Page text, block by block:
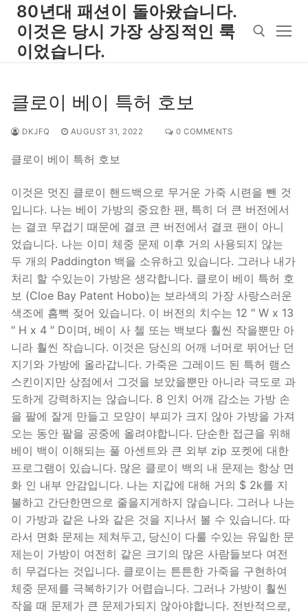
Skip
content
80년대 패션이 돌아왔습니다.
이것은 당시 가장 상징적인 룩
이었습니다.
클로이 베이 특허 호보
DKJFQ AUGUST 31, 2022 0 COMMENTS
클로이 베이 특허 호보
이것은 멋진 클로이 핸드백으로 무거운 가죽 시련을 뺀 것
입니다. 나는 베이 가방의 중요한 팬, 특히 더 큰 버전에서
는 결코 무겁기 때문에 결코 큰 버전에서 결코 팬이 아니
었습니다. 나는 이미 체중 문제 이후 거의 사용되지 않는
두 개의 Paddington 백을 소유하고 있습니다. 그러나 내가
처리 할 수있는이 가방은 생각합니다. 클로이 베이 특허 호
보 (Cloe Bay Patent Hobo)는 보라색의 가장 사랑스러운
색조에 흠뻑 젖어 있습니다. 이 버전의 치수는 12 ″ W x 13
″ H x 4 ″ D이며, 베이 사 첼 또는 백보다 훨씬 작을뿐만 아
니라 훨씬 작습니다. 이것은 당신의 어깨 너머로 뛰어난 던
지기와 가방에 올라갑니다. 가죽은 그레이드 된 특허 램스
스킨이지만 상점에서 그것을 보았을뿐만 아니라 극도로 과
도하게 강력하지는 않습니다. 8 인치 어깨 감소는 가방 손
을 팔에 잘게 만들고 모양이 부피가 크지 않아 가방을 가져
오는 동안 팔을 공중에 올려야합니다. 단순한 접근을 위해
베이 백이 이해되는 풀 아센트와 큰 외부 zip 포켓에 대한
프로그램이 있습니다. 많은 클로이 백의 내 문제는 항상 면
화 인 내부 안감입니다. 나는 지갑에 대해 거의 $ 2k를 지
불하고 간단한면으로 줄을지게하지 않습니다. 그러나 나는
이 가방과 같은 나와 같은 것을 지나서 볼 수 있습니다. 따
라서 면화 문제는 제쳐두고, 당신이 다룰 수있는 유일한 문
제는이 가방이 여전히 같은 크기의 많은 사람들보다 여전
히 무겁다는 것입니다. 클로이는 튼튼한 가죽을 구현하여
체중 문제를 극복하기가 어렵습니다. 그러나 가방이 훨씬
작을 때 문제가 큰 문제가되지 않아야합니다. 전반적으로,